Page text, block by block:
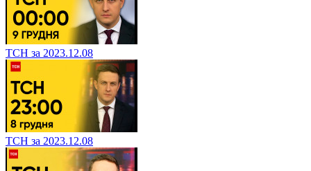
ТСН за 2023.12.08
ТСН за 2023.12.08